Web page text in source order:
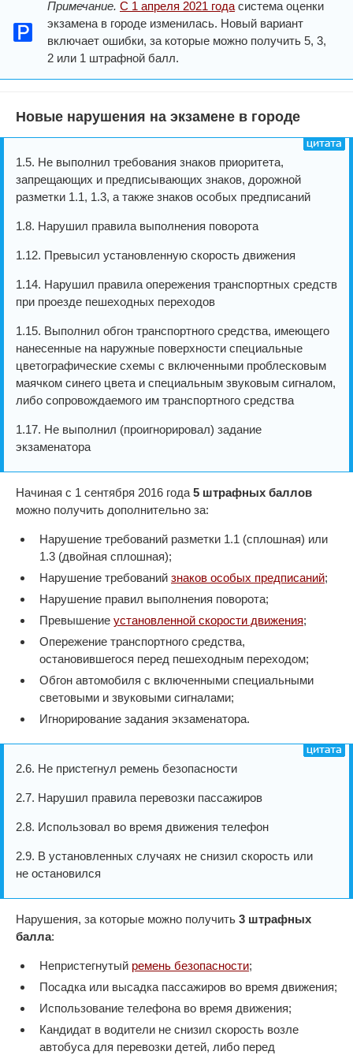
Примечание. С 1 апреля 2021 года система оценки
экзамена в городе изменилась. Новый вариант
включает ошибки, за которые можно получить 5, 3,
2 или 1 штрафной балл.
Новые нарушения на экзамене в городе
1.5. Не выполнил требования знаков приоритета,
запрещающих и предписывающих знаков, дорожной
разметки 1.1, 1.3, а также знаков особых предписаний
1.8. Нарушил правила выполнения поворота
1.12. Превысил установленную скорость движения
1.14. Нарушил правила опережения транспортных средств
при проезде пешеходных переходов
1.15. Выполнил обгон транспортного средства, имеющего
нанесенные на наружные поверхности специальные
цветографические схемы с включенными проблесковым
маячком синего цвета и специальным звуковым сигналом,
либо сопровождаемого им транспортного средства
1.17. Не выполнил (проигнорировал) задание
экзаменатора
Начиная с 1 сентября 2016 года 5 штрафных баллов
можно получить дополнительно за:
Нарушение требований разметки 1.1 (сплошная) или
1.3 (двойная сплошная);
Нарушение требований знаков особых предписаний;
Нарушение правил выполнения поворота;
Превышение установленной скорости движения;
Опережение транспортного средства,
остановившегося перед пешеходным переходом;
Обгон автомобиля с включенными специальными
световыми и звуковыми сигналами;
Игнорирование задания экзаменатора.
2.6. Не пристегнул ремень безопасности
2.7. Нарушил правила перевозки пассажиров
2.8. Использовал во время движения телефон
2.9. В установленных случаях не снизил скорость или
не остановился
Нарушения, за которые можно получить 3 штрафных
балла:
Непристегнутый ремень безопасности;
Посадка или высадка пассажиров во время движения;
Использование телефона во время движения;
Кандидат в водители не снизил скорость возле
автобуса для перевозки детей, либо перед